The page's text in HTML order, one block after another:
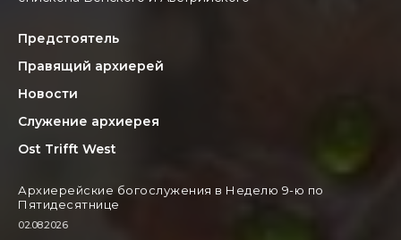
Предстоятель
Правящий архиерей
Новости
Служение архиерея
Ost Trifft West
Архиерейские богослужения в Неделю 9-ю по
Пятидесятнице
02.08.2026